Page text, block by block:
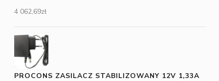
4 062,69zł
PROCONS ZASILACZ STABILIZOWANY 12V 1,33A